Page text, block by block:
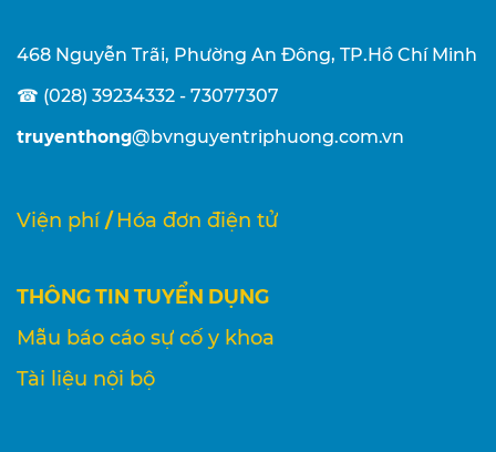
468 Nguyễn Trãi, Phường An Đông, TP.Hồ Chí Minh
☎ (028) 39234332 - 73077307
truyenthong@bvnguyentriphuong.com.vn
Viện phí / Hóa đơn điện tử
THÔNG TIN TUYỂN DỤNG
Mẫu báo cáo sự cố y khoa
Tài liệu nội bộ